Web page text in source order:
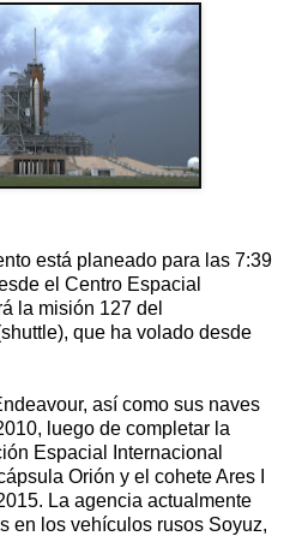
está planeado para las 7:39
el Centro Espacial
la misión 127 del
que ha volado desde
así como sus naves
luego de completar la
Espacial Internacional
Orión y el cohete Ares I
La agencia actualmente
en los vehículos rusos Soyuz,